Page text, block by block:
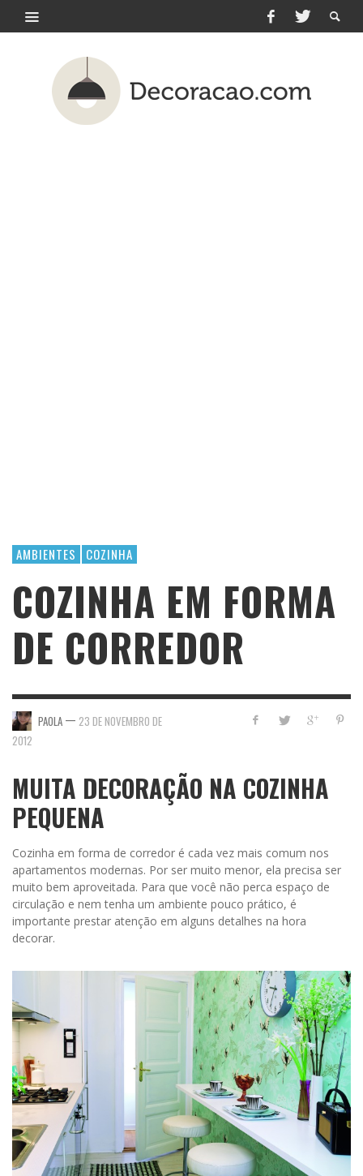
AMBIENTES COZINHA
COZINHA EM FORMA
DE CORREDOR
PAOLA — 23 DE NOVEMBRO DE
2012
MUITA DECORAÇÃO NA COZINHA
PEQUENA
Cozinha em forma de corredor é cada vez mais comum nos
apartamentos modernas. Por ser muito menor, ela precisa ser
muito bem aproveitada. Para que você não perca espaço de
circulação e nem tenha um ambiente pouco prático, é
importante prestar atenção em alguns detalhes na hora
decorar.